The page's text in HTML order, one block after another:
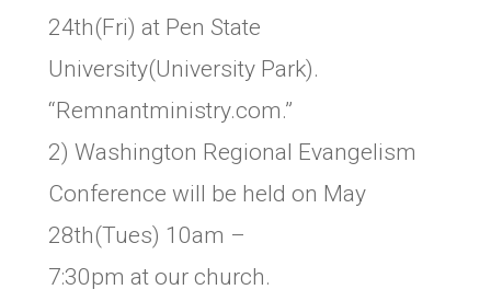
24th(Fri) at Pen State
University(University Park).
“Remnantministry.com.”
2) Washington Regional Evangelism
Conference will be held on May
28th(Tues) 10am –
7:30pm at our church.